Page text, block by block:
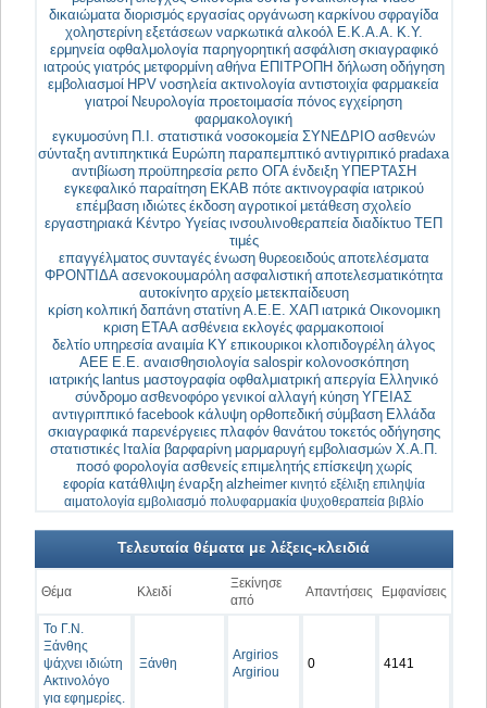
δικαιώματα διορισμός εργασίας οργάνωση καρκίνου σφραγίδα
χοληστερίνη εξετάσεων ναρκωτικά αλκοόλ Ε.Κ.Α.Α. Κ.Υ.
ερμηνεία οφθαλμολογία παρηγορητική ασφάλιση σκιαγραφικό
ιατρούς γιατρός μετφορμίνη αθήνα ΕΠΙΤΡΟΠΗ δήλωση οδήγηση
εμβολιασμοί HPV νοσηλεία ακτινολογία αντιστοιχία φαρμακεία
γιατροί Νευρολογία προετοιμασία πόνος εγχείρηση
φαρμακολογική
εγκυμοσύνη Π.Ι. στατιστικά νοσοκομεία ΣΥΝΕΔΡΙΟ ασθενών
σύνταξη αντιπηκτικά Ευρώπη παραπεμπτικό αντιγριπικό pradaxa
αντιβίωση προϋπηρεσία ρεπο ΟΓΑ ένδειξη ΥΠΕΡΤΑΣΗ
εγκεφαλικό παραίτηση ΕΚΑΒ πότε ακτινογραφία ιατρικού
επέμβαση ιδιώτες έκδοση αγροτικοί μετάθεση σχολείο
εργαστηριακά Κέντρο Υγείας ινσουλινοθεραπεία διαδίκτυο ΤΕΠ
τιμές
επαγγέλματος συνταγές ένωση θυρεοειδούς αποτελέσματα
ΦΡΟΝΤΙΔΑ ασενοκουμαρόλη ασφαλιστική αποτελεσματικότητα
αυτοκίνητο αρχείο μετεκπαίδευση
κρίση κολπική δαπάνη στατίνη Α.Ε.Ε. ΧΑΠ ιατρικά Οικονομικη
κριση ΕΤΑΑ ασθένεια εκλογές φαρμακοποιοί
δελτίο υπηρεσία αναιμία ΚΥ επικουρικοι κλοπιδογρέλη άλγος
ΑΕΕ Ε.Ε. αναισθησιολογία salospir κολονοσκόπηση
ιατρικής lantus μαστογραφία οφθαλμιατρική απεργία Ελληνικό
σύνδρομο ασθενοφόρο γενικοί αλλαγή κύηση ΥΓΕΙΑΣ
αντιγριππικό facebook κάλυψη ορθοπεδική σύμβαση Ελλάδα
σκιαγραφικά παρενέργειες πλαφόν θανάτου τοκετός οδήγησης
στατιστικές Ιταλία βαρφαρίνη μαρμαρυγή εμβολιασμών Χ.Α.Π.
ποσό φορολογία ασθενείς επιμελητής επίσκεψη χωρίς
εφορία κατάθλιψη έναρξη alzheimer κινητό εξέλιξη επιληψία
αιματολογία εμβολιασμό πολυφαρμακία ψυχοθεραπεία βιβλίο
Τελευταία θέματα με λέξεις-κλειδιά
Θέμα Κλειδί
Ξεκίνησε
από
Απαντήσεις Εμφανίσεις
Το Γ.Ν.
Ξάνθης
ψάχνει ιδιώτη
Ακτινολόγο
για εφημερίες.
Ξάνθη
Argirios
Argiriou
0 4141